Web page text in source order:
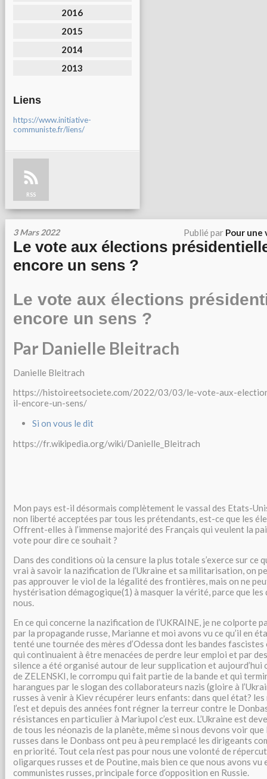
2016
2015
2014
2013
Liens
https://www.initiative-
communiste.fr/liens/
RSS
3 Mars 2022 Publié par Pour une
Le vote aux élections
encore un sens ?
Le vote aux élections
encore un sens ?
Par Danielle Bleitrach
Danielle Bleitrach
https://histoireetsociete.com/2022/03/03/le-vote-aux-
il-encore-un-sens/
Si on vous le dit
https://fr.wikipedia.org/wiki/Danielle_Bleitrach
Mon pays est-il désormais complètement le vassal des Etats-
non liberté acceptées par tous les prétendants, est-ce que les
Offrent-elles à l’immense majorité des Français qui veulent la
vote pour dire ce souhait ?
Dans des conditions où la censure la plus totale s’exerce sur ce
vrai à savoir la nazification de l’Ukraine et sa militarisation, on
pas approuver le viol de la légalité des frontières, mais on ne
hystérisation démagogique(1) à masquer la vérité, parce que
nous.
En ce qui concerne la nazification de l’UKRAINE, je ne colporte
par la propagande russe, Marianne et moi avons vu ce qu’il en
tenté une tournée des mères d’Odessa dont les bandes
qui continuaient à être menacées de perdre leur emploi et par
silence a été organisé autour de leur supplication et aujourd’hui
de ZELENSKI, le corrompu qui fait partie de la bande et qui
harangues par le slogan des collaborateurs nazis (gloire à
russes à venir à Kiev récupérer leurs enfants: dans quel état?
l’est et depuis des années font régner la terreur contre le
résistances en particulier à Mariupol c’est eux. L’Ukraine est
de tous les néonazis de la planète, même si nous devons voir
russes dans le Donbass ont peu à peu remplacé les dirigeants
en priorité. Tout cela n’est pas pour nous une volonté de
oligarques russes et de Poutine, mais bien ce que nous avons vu
communistes russes, principale force d’opposition en Russie.